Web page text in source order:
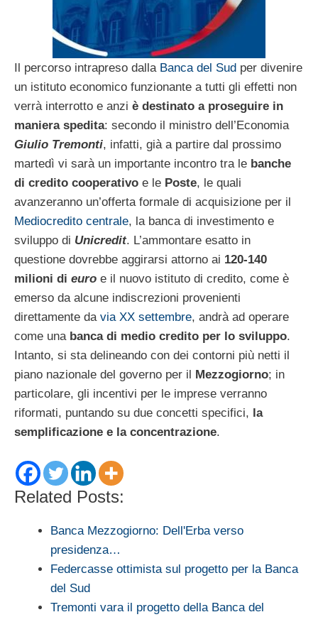
Il percorso intrapreso dalla Banca del Sud per divenire
un istituto economico funzionante a tutti gli effetti non
verrà interrotto e anzi è destinato a proseguire in
maniera spedita: secondo il ministro dell’Economia
Giulio Tremonti, infatti, già a partire dal prossimo
martedì vi sarà un importante incontro tra le banche
di credito cooperativo e le Poste, le quali
avanzeranno un’offerta formale di acquisizione per il
Mediocredito centrale, la banca di investimento e
sviluppo di Unicredit. L’ammontare esatto in
questione dovrebbe aggirarsi attorno ai 120-140
milioni di euro e il nuovo istituto di credito, come è
emerso da alcune indiscrezioni provenienti
direttamente da via XX settembre, andrà ad operare
come una banca di medio credito per lo sviluppo.
Intanto, si sta delineando con dei contorni più netti il
piano nazionale del governo per il Mezzogiorno; in
particolare, gli incentivi per le imprese verranno
riformati, puntando su due concetti specifici, la
semplificazione e la concentrazione.
Related Posts:
Banca Mezzogiorno: Dell'Erba verso
presidenza…
Federcasse ottimista sul progetto per la Banca
del Sud
Tremonti vara il progetto della Banca del